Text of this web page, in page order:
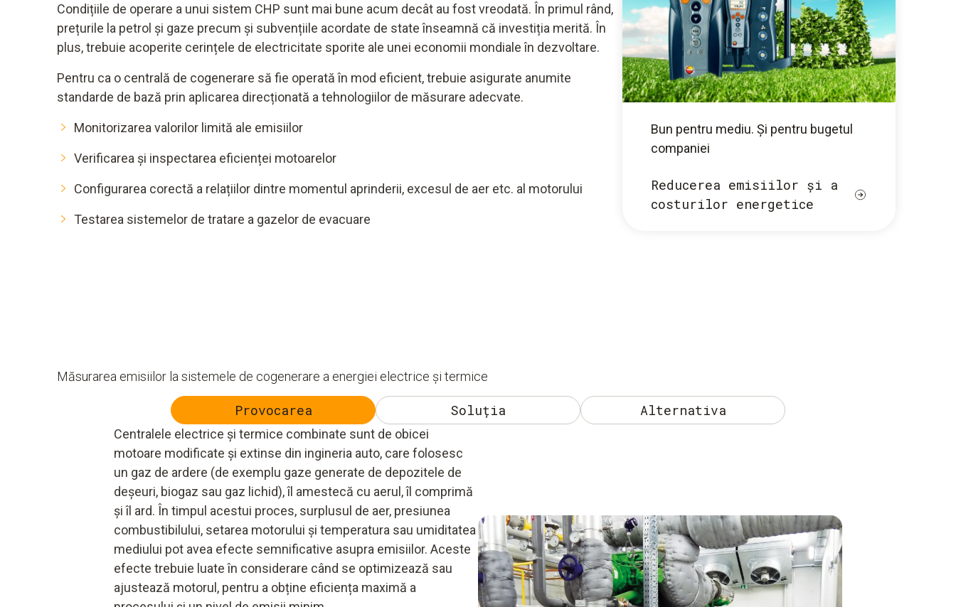
Condițiile de operare a unui sistem CHP sunt mai bune acum decât au fost vreodată. În primul rând,
prețurile la petrol și gaze precum și subvențiile acordate de state înseamnă că investiția merită. În
plus, trebuie acoperite cerințele de electricitate sporite ale unei economii mondiale în dezvoltare.
Pentru ca o centrală de cogenerare să fie operată în mod eficient, trebuie asigurate anumite
standarde de bază prin aplicarea direcționată a tehnologiilor de măsurare adecvate.
Monitorizarea valorilor limită ale emisiilor
Verificarea și inspectarea eficienței motoarelor
Configurarea corectă a relațiilor dintre momentul aprinderii, excesul de aer etc. al motorului
Testarea sistemelor de tratare a gazelor de evacuare
Bun pentru mediu. Și pentru bugetul
companiei
Reducerea emisiilor și a
costurilor energetice
Măsurarea emisiilor la sistemele de cogenerare a energiei electrice și termice
Provocarea Soluția Alternativa
Centralele electrice și termice combinate sunt de obicei
motoare modificate și extinse din ingineria auto, care folosesc
un gaz de ardere (de exemplu gaze generate de depozitele de
deșeuri, biogaz sau gaz lichid), îl amestecă cu aerul, îl comprimă
și îl ard. În timpul acestui proces, surplusul de aer, presiunea
combustibilului, setarea motorului și temperatura sau umiditatea
mediului pot avea efecte semnificative asupra emisiilor. Aceste
efecte trebuie luate în considerare când se optimizează sau
ajustează motorul, pentru a obține eficiența maximă a